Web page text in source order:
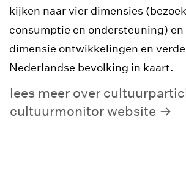
kijken naar vier dimensies
consumptie en ondersteuning) en
dimensie ontwikkelingen en
Nederlandse bevolking in kaart.
lees meer over
cultuurmonitor website